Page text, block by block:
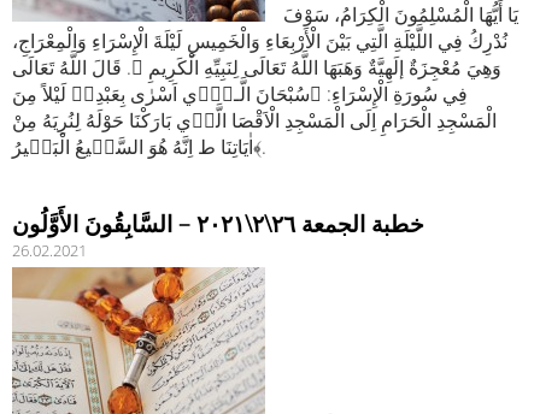
يَا أَيُّهَا الْمُسْلِمُونَ الْكِرَامُ، سَوْفَ
نُدْرِكُ فِي اللَّيْلَةِ الَّتِي بَيْنَ الْأَرْبِعَاءِ وَالْخَمِيسِ لَيْلَةَ الْإِسْرَاءِ وَالْمِعْرَاجِ،
وَهِيَ مُعْجِزَةٌ إلَهِيَّةٌ وَهَبَهَا اللَّهُ تَعَالَى لِنَبِيِّهِ الْكَرِيمِ ﷺ. قَالَ اللَّهُ تَعَالَى
فِي سُورَةِ الْإِسْرَاءِ: ﴿سُبْحَانَ الَّـذٖٓي اَسْرٰى بِعَبْدِهٖ لَيْلاً مِنَ
الْمَسْجِدِ الْحَرَامِ اِلَى الْمَسْجِدِ الْاَقْصَا الَّذٖي بَارَكْنَا حَوْلَهُ لِنُرِيَهُ مِنْ
اٰيَاتِنَا ط اِنَّهُ هُوَ السَّمٖيعُ الْبَصٖيرُ﴾.
خطبة الجمعة ٢٦\٢\٢٠٢١ – السَّابِقُونَ الأَوَّلُون
26.02.2021